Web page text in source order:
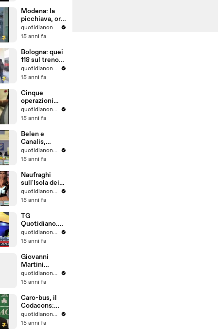
tutta la vita
Modena: la
picchiava, ora
è accusato di
stalking
quotidianonet quotidianonet
15 anni fa
Bologna: quei
118 sul treno
della speranza
quotidianonet quotidianonet
15 anni fa
Cinque
operazioni
della GdF quotidianonet quotidianonet
15 anni fa
Belen e
Canalis,
scintille con i
giornalsti a
quotidianonet quotidianonet
15 anni fa
Naufraghi
sull'Isola dei
famosi, la
Ventura
Raffaella Fico
quotidianonet quotidianonet
15 anni fa
TG
Quotidiano.ne
t (Berlusconi,
sì al giudizio
immediato)
quotidianonet quotidianonet
15 anni fa
Giovanni
Martini
(Ascom) sui
varchi
quotidianonet quotidianonet
15 anni fa
Caro-bus, il
Codacons:
"Impugniamo
l'aumento"
quotidianonet quotidianonet
15 anni fa